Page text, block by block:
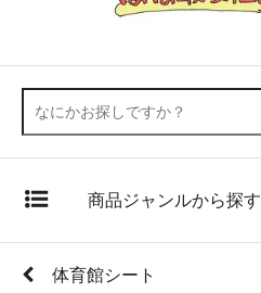
商品ジャンルから探す
体育館シート